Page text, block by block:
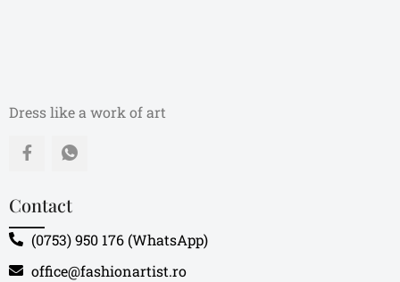
Dress like a work of art
Contact
(0753) 950 176 (WhatsApp)
office@fashionartist.ro